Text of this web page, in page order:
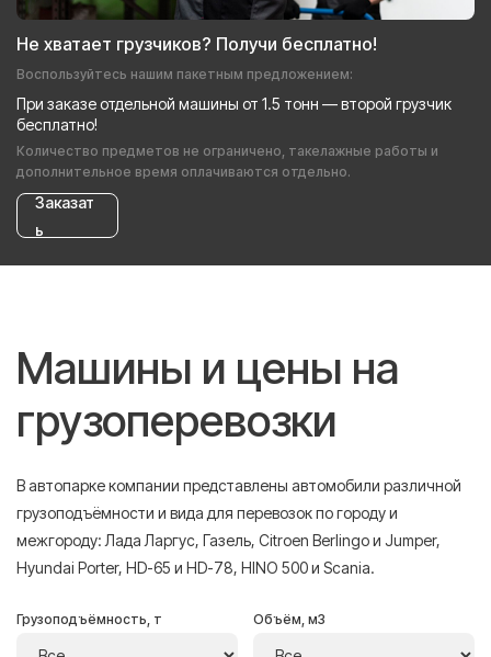
Не хватает грузчиков? Получи бесплатно!
Воспользуйтесь нашим пакетным предложением:
При заказе отдельной машины от 1.5 тонн — второй грузчик
бесплатно!
Количество предметов не ограничено, такелажные работы и
дополнительное время оплачиваются отдельно.
Заказат
ь
Машины и цены на
грузоперевозки
В автопарке компании представлены автомобили различной
грузоподъёмности и вида для перевозок по городу и
межгороду: Лада Ларгус, Газель, Citroen Berlingo и Jumper,
Hyundai Porter, HD-65 и HD-78, HINO 500 и Scania.
Грузоподъёмность, т Объём, м3